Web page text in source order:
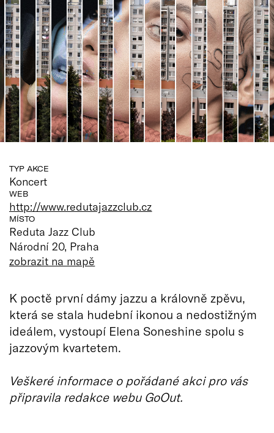
TYP AKCE
Koncert
WEB
http://www.redutajazzclub.cz
MÍSTO
Reduta Jazz Club
Národní 20, Praha
zobrazit na mapě
K poctě první dámy jazzu a královně zpěvu,
která se stala hudební ikonou a nedostižným
ideálem, vystoupí Elena Soneshine spolu s
jazzovým kvartetem.
Veškeré informace o pořádané akci pro vás
připravila redakce webu GoOut.